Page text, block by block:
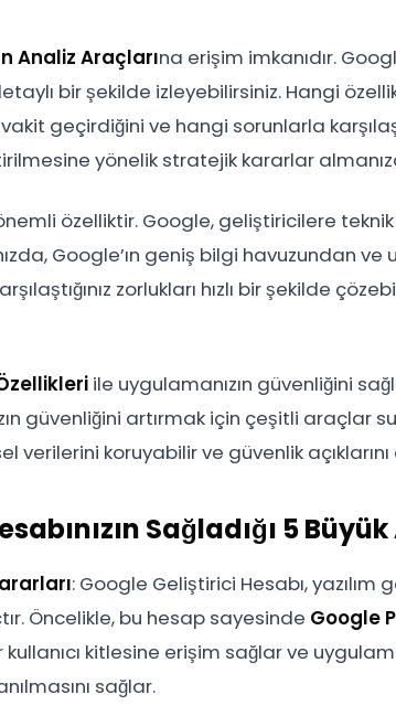
Analiz Araçlarına erişim imkanıdır.
bir şekilde izleyebilirsiniz. Hangi
geçirdiğini ve hangi sorunlarla
yönelik stratejik kararlar
özelliktir. Google, geliştiricilere
Google’ın geniş bilgi havuzundan
zorlukları hızlı bir şekilde
ile uygulamanızın güvenliğini
güvenliğini artırmak için çeşitli araçlar
verilerini koruyabilir ve güvenlik
Sağladığı 5
: Google Geliştirici Hesabı,
Öncelikle, bu hesap sayesinde Google
kullanıcı kitlesine erişim sağlar ve
sağlar.